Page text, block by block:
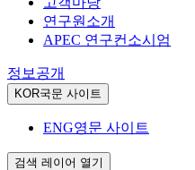
연구원소개
APEC 연구컨소시엄
정보공개
KOR국문 사이트
ENG영문 사이트
검색 레이어 열기